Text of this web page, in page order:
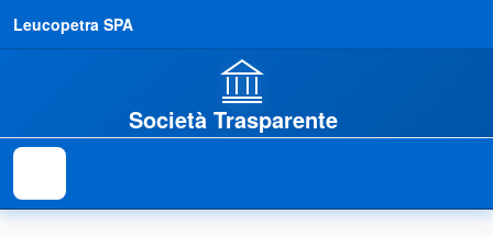
Leucopetra SPA
Società Trasparente